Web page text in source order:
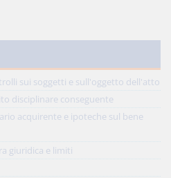
sui soggetti e sull'oggetto dell'atto
disciplinare conseguente
acquirente e ipoteche sul bene
giuridica e limiti